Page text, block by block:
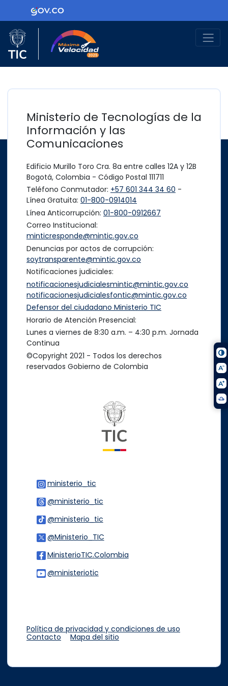
Ir al contenido principalLogo Gobierno de Colombia
Logo del Ministerio TIC
Ministerio de Tecnologías de la
Información y las
Comunicaciones
Edificio Murillo Toro Cra. 8a entre calles 12A y 12B
Bogotá, Colombia - Código Postal 111711
Teléfono Conmutador: +57 601 344 34 60 -
Línea Gratuita: 01-800-0914014
Línea Anticorrupción: 01-800-0912667
Correo Institucional:
minticresponde@mintic.gov.co
Denuncias por actos de corrupción:
soytransparente@mintic.gov.co
Notificaciones judiciales:
notificacionesjudicialesmintic@mintic.gov.co
notificacionesjudicialesfontic@mintic.gov.co
Defensor del ciudadano Ministerio TIC
Horario de Atención Presencial:
Lunes a viernes de 8:30 a.m. – 4:30 p.m. Jornada
Continua
©Copyright 2021 - Todos los derechos
reservados Gobierno de Colombia
ministerio_tic
@ministerio_tic
@ministerio_tic
@Ministerio_TIC
MinisterioTIC.Colombia
@ministeriotic
Política de privacidad y condiciones de uso
Contacto
Mapa del sitio